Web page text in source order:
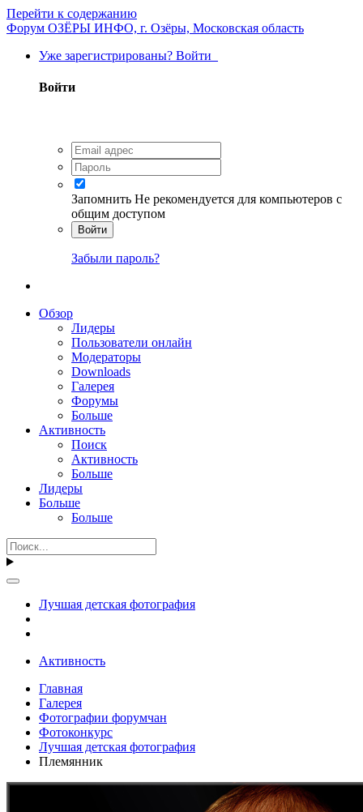
Перейти к содержанию
Форум ОЗЁРЫ ИНФО, г. Озёры, Московская область
Уже зарегистрированы? Войти
Войти
Запомнить Не рекомендуется для компьютеров с
общим доступом
Войти
Забыли пароль?
Обзор
Лидеры
Пользователи онлайн
Модераторы
Downloads
Галерея
Форумы
Больше
Активность
Поиск
Активность
Больше
Лидеры
Больше
Больше
Лучшая детская фотография
Активность
Главная
Галерея
Фотографии форумчан
Фотоконкурс
Лучшая детская фотография
Племянник